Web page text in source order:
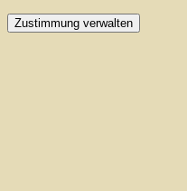
Zustimmung verwalten